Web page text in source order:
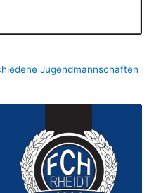
Jugendmannschaften